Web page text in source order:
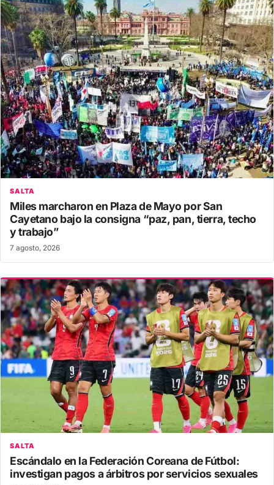
SALTA
Miles marcharon en Plaza de Mayo por San
Cayetano bajo la consigna “paz, pan, tierra, techo
y trabajo”
7 agosto, 2026
SALTA
Escándalo en la Federación Coreana de Fútbol:
investigan pagos a árbitros por servicios sexuales